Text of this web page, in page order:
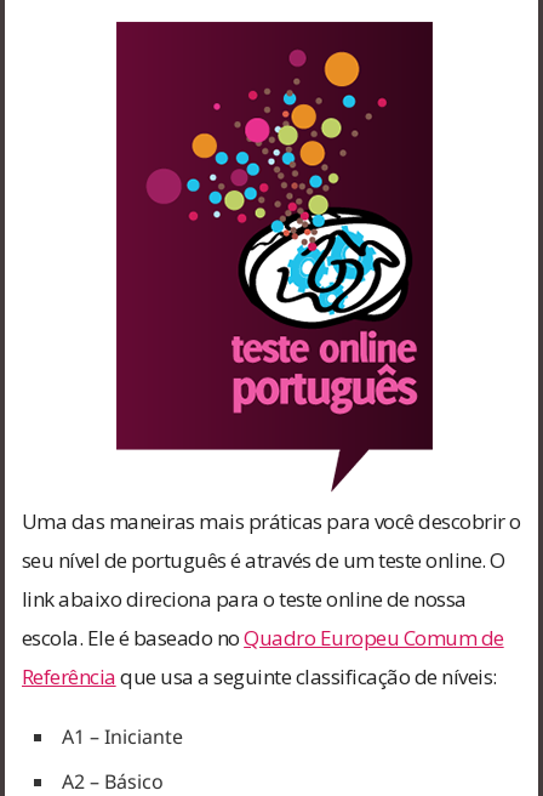
Uma das maneiras mais práticas para você descobrir o
seu nível de português é através de um teste online. O
link abaixo direciona para o teste online de nossa
escola. Ele é baseado noQuadro Europeu Comum de
Referênciaque usa a seguinte classificação de níveis:
A1 – Iniciante
A2 – Básico